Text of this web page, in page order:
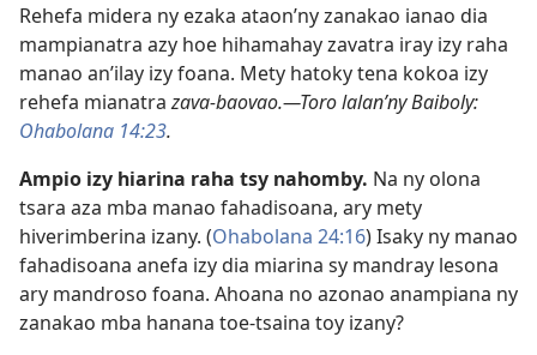
Rehefa midera ny ezaka ataon’ny zanakao ianao dia
mampianatra azy hoe hihamahay zavatra iray izy raha
manao an’ilay izy foana. Mety hatoky tena kokoa izy
rehefa mianatrazava-baovao.—Toro lalan’ny Baiboly:
Ohabolana 14:23.
Ampio izy hiarina raha tsy nahomby. Na ny olona
tsara aza mba manao fahadisoana, ary mety
hiverimberina izany. (Ohabolana 24:16) Isaky ny manao
fahadisoana anefa izy dia miarina sy mandray lesona
ary mandroso foana. Ahoana no azonao anampiana ny
zanakao mba hanana toe-tsaina toy izany?